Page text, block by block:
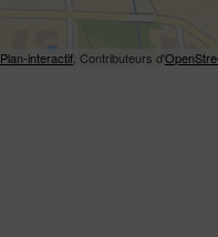
Plan-interactif , Contributeurs d'